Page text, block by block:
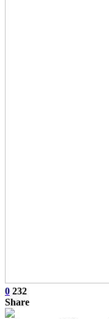
0 232
Share